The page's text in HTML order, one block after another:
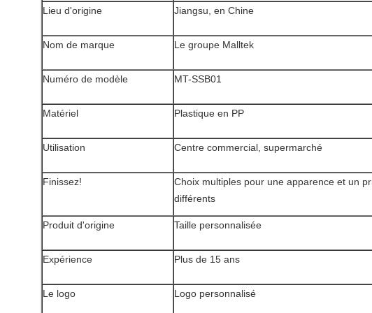
Lieu d'origine Jiangsu, en Chine
Nom de marque Le groupe Malltek
Numéro de modèle MT-SSB01
Matériel Plastique en PP
Utilisation Centre commercial, supermarché
Finissez!
Choix multiples pour une apparence et un
différents
Produit d'origine Taille personnalisée
Expérience Plus de 15 ans
Le logo Logo personnalisé